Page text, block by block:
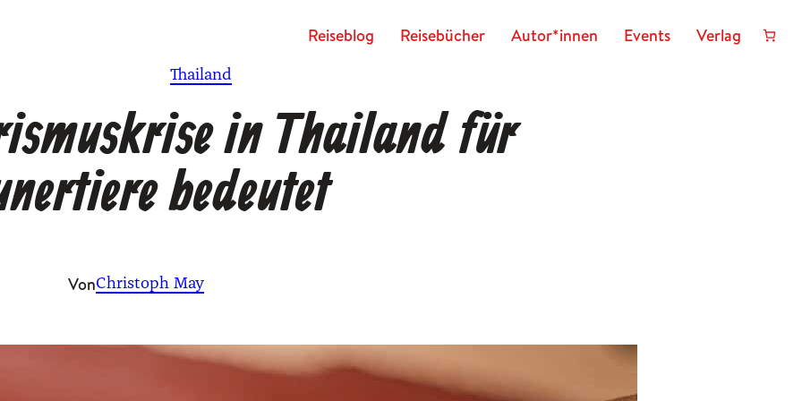
Rei­se­blog Reisebücher Autor*innen Events Verlag
Thailand
in Thailand für
bedeutet
VonChristoph May